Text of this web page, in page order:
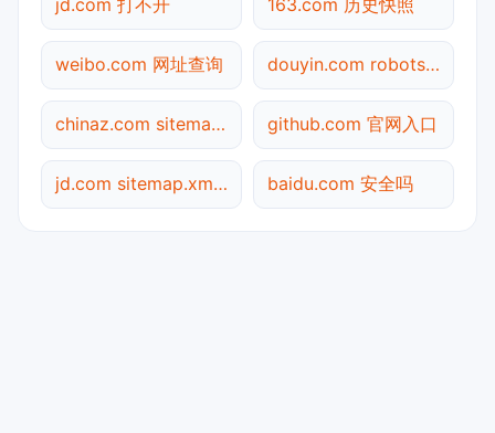
jd.com 打不开 163.com 历史快照
weibo.com 网址查询 douyin.com robots.txt检测
chinaz.com sitemap.xml检测 github.com 官网入口
jd.com sitemap.xml检测 baidu.com 安全吗